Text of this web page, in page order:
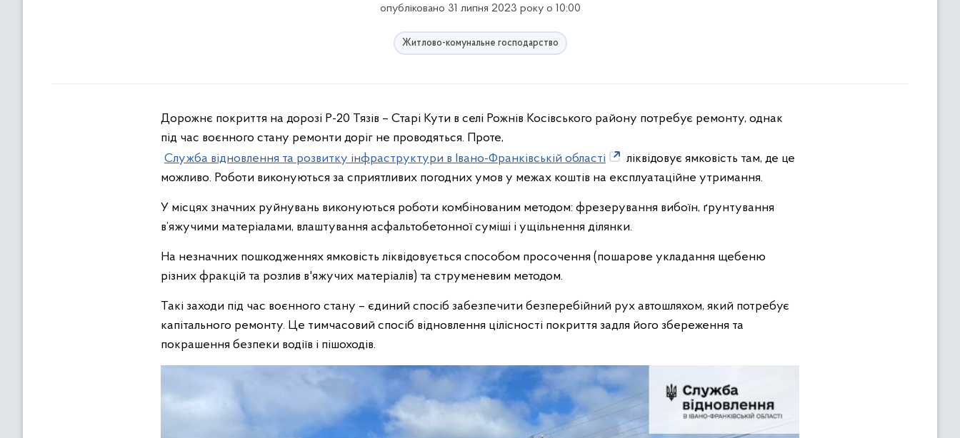
опубліковано 31 липня 2023 року о 10:00
Житлово-комунальне господарство
Дорожнє покриття на дорозі Р-20 Тязів – Старі Кути в селі Рожнів Косівського району потребує ремонту, однак
під час воєнного стану ремонти доріг не проводяться. Проте,
Служба відновлення та розвитку інфраструктури в Івано-Франківській області
ліквідовує ямковість там, де це
можливо. Роботи виконуються за сприятливих погодних умов у межах коштів на експлуатаційне утримання.
У місцях значних руйнувань виконуються роботи комбінованим методом: фрезерування вибоїн, ґрунтування
в’яжучими матеріалами, влаштування асфальтобетонної суміші і ущільнення ділянки.
На незначних пошкодженнях ямковість ліквідовується способом просочення (пошарове укладання щебеню
різних фракцій та розлив в'яжучих матеріалів) та струменевим методом.
Такі заходи під час воєнного стану – єдиний спосіб забезпечити безперебійний рух автошляхом, який потребує
капітального ремонту. Це тимчасовий спосіб відновлення цілісності покриття задля його збереження та
покрашення безпеки водіїв і пішоходів.